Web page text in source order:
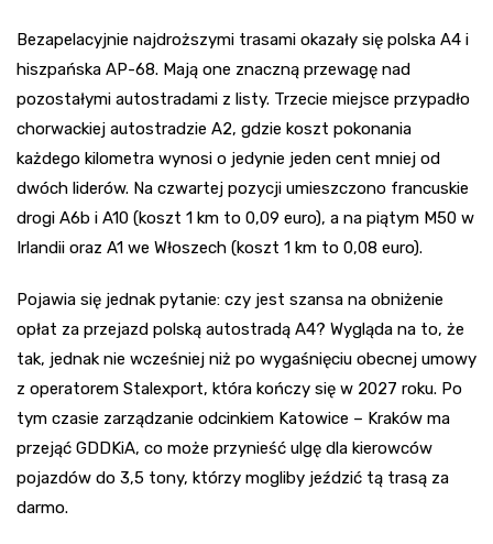
Bezapelacyjnie najdroższymi trasami okazały się polska A4 i
hiszpańska AP-68. Mają one znaczną przewagę nad
pozostałymi autostradami z listy. Trzecie miejsce przypadło
chorwackiej autostradzie A2, gdzie koszt pokonania
każdego kilometra wynosi o jedynie jeden cent mniej od
dwóch liderów. Na czwartej pozycji umieszczono francuskie
drogi A6b i A10 (koszt 1 km to 0,09 euro), a na piątym M50 w
Irlandii oraz A1 we Włoszech (koszt 1 km to 0,08 euro).
Pojawia się jednak pytanie: czy jest szansa na obniżenie
opłat za przejazd polską autostradą A4? Wygląda na to, że
tak, jednak nie wcześniej niż po wygaśnięciu obecnej umowy
z operatorem Stalexport, która kończy się w 2027 roku. Po
tym czasie zarządzanie odcinkiem Katowice – Kraków ma
przejąć GDDKiA, co może przynieść ulgę dla kierowców
pojazdów do 3,5 tony, którzy mogliby jeździć tą trasą za
darmo.